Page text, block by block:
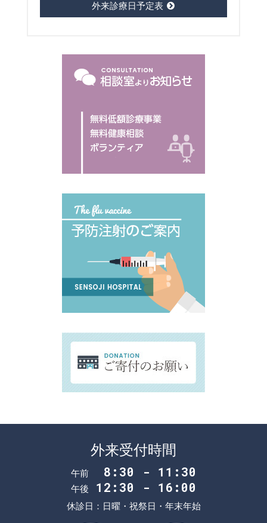
外来診療日予定表
外来受付時間
午前 8:30 - 11:30
午後 12:30 - 16:00
休診日：日曜・祝祭日・年末年始